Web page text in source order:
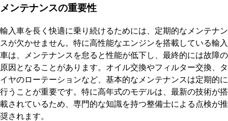
メンテナンスの重要性
輸入車を長く快適に乗り続けるためには、定期的なメンテナン
スが欠かせません。特に高性能なエンジンを搭載している輸入
車は、メンテナンスを怠ると性能が低下し、最終的には故障の
原因となることがあります。オイル交換やフィルター交換、タ
イヤのローテーションなど、基本的なメンテナンスは定期的に
行うことが重要です。特に高年式のモデルは、最新の技術が搭
載されているため、専門的な知識を持つ整備士による点検が推
奨されます。